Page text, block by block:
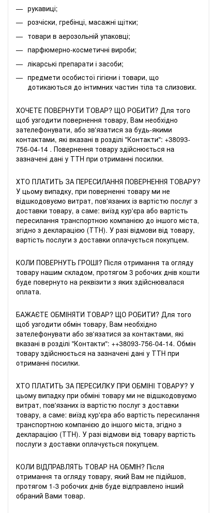
рукавиці;
розчіски, гребінці, масажні щітки;
товари в аерозольній упаковці;
парфюмерно-косметичні вироби;
лікарські препарати і засоби;
предмети особистої гігієни і товари, що
дотикаються до інтимних частин тіла та слизових.
ХОЧЕТЕ ПОВЕРНУТИ ТОВАР? ЩО РОБИТИ? Для того
щоб узгодити повернення товару, Вам необхідно
зателефонувати, або зв'язатися за будь-якими
контактами, які вказані в розділі "Контакти": +38093-
756-04-14 . Повернення товару здійснюється на
зазначені дані у ТТН при отриманні посилки.
ХТО ПЛАТИТЬ ЗА ПЕРЕСИЛАННЯ ПОВЕРНЕННЯ ТОВАРУ?
У цьому випадку, при поверненні товару ми не
відшкодовуємо витрат, пов'язаних із вартістю послуг з
доставки товару, а саме: виїзд кур'єра або вартість
пересилання транспортною компанією до іншого міста,
згідно з декларацією (ТТН). У разі відмови від товару,
вартість послуги з доставки оплачується покупцем.
КОЛИ ПОВЕРНУТЬ ГРОШІ? Після отримання та огляду
товару нашим складом, протягом 3 робочих днів кошти
буде повернуто на реквізити з яких здійснювалася
оплата.
БАЖАЄТЕ ОБМIНЯТИ ТОВАР? ЩО РОБИТИ? Для того
щоб узгодити обмін товару, Вам необхідно
зателефонувати або зв'язатися за контактами, які
вказані в розділі "Контакти": ++38093-756-04-14. Обмін
товару здійснюється на зазначені дані у ТТН при
отриманні посилки.
ХТО ПЛАТИТЬ ЗА ПЕРЕСИЛКУ ПРИ ОБМIНI ТОВАРУ? У
цьому випадку при обміні товару ми не відшкодовуємо
витрат, пов'язаних із вартістю послуг з доставки
товару, а саме: виїзд кур'єра або вартість пересилання
транспортною компанією до іншого міста, згідно з
декларацією (ТТН). У разі відмови від товару вартість
послуги з доставки оплачується покупцем.
КОЛИ ВІДПРАВЛЯТЬ ТОВАР НА ОБМІН? Після
отримання та огляду товару, який Вам не підійшов,
протягом 1-3 робочих днів буде відправлено інший
обраний Вами товар.